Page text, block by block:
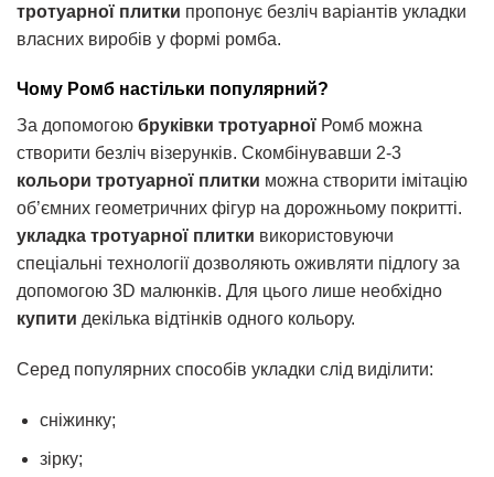
тротуарної плитки пропонує безліч варіантів укладки
власних виробів у формі ромба.
Чому Ромб настільки популярний?
За допомогою бруківки тротуарної Ромб можна
створити безліч візерунків. Скомбінувавши 2-3
кольори тротуарної плитки можна створити імітацію
об’ємних геометричних фігур на дорожньому покритті.
укладка тротуарної плитки використовуючи
спеціальні технології дозволяють оживляти підлогу за
допомогою 3D малюнків. Для цього лише необхідно
купити декілька відтінків одного кольору.
Серед популярних способів укладки слід виділити:
сніжинку;
зірку;